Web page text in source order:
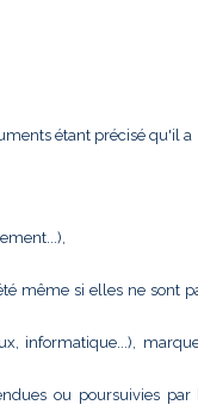
étant précisé qu'il a
même si elles ne sont
informatique...),
ou poursuivies par